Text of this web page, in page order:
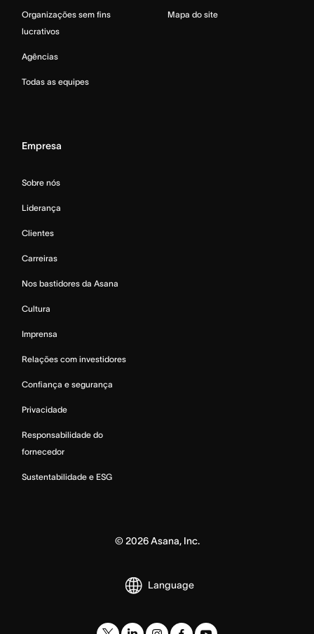
Organizações sem fins
lucrativos
Agências
Todas as equipes
Mapa do site
Empresa
Sobre nós
Liderança
Clientes
Carreiras
Nos bastidores da Asana
Cultura
Imprensa
Relações com investidores
Confiança e segurança
Privacidade
Responsabilidade do
fornecedor
Sustentabilidade e ESG
© 2026Asana, Inc.
Language